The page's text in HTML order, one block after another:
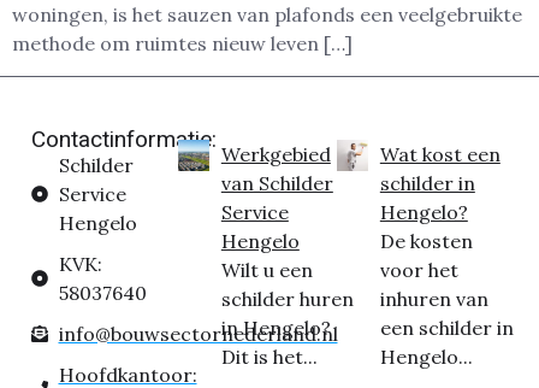
woningen, is het sauzen van plafonds een veelgebruikte
methode om ruimtes nieuw leven […]
Contactinformatie:
Schilder
Service
Hengelo
KVK:
58037640
info@bouwsectornederland.nl
Hoofdkantoor:
Werkgebied
van Schilder
Service
Hengelo
Wilt u een
schilder huren
in Hengelo?
Dit is het...
Wat kost een
schilder in
Hengelo?
De kosten
voor het
inhuren van
een schilder in
Hengelo...